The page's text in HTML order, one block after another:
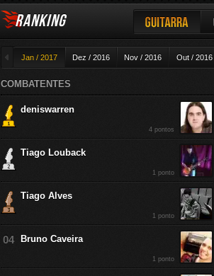
RANKING
Jan / 2017 Dez / 2016 Nov / 2016 Out / 2016
Guitarra
COMBATENTES
deniswarren
4 pontos
Tiago Louback
1 ponto
Tiago Alves
1 ponto
Bruno Caveira
1 ponto